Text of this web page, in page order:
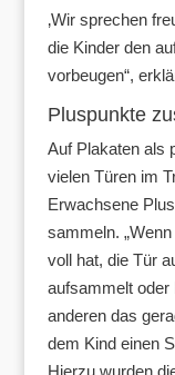
‚Wir sprechen
die Kinder den
vorbeugen“,
Pluspunkte
Auf Plakaten als
vielen Türen im
Erwachsene
sammeln.
voll hat, die Tür
aufsammelt oder
anderen das
dem Kind einen